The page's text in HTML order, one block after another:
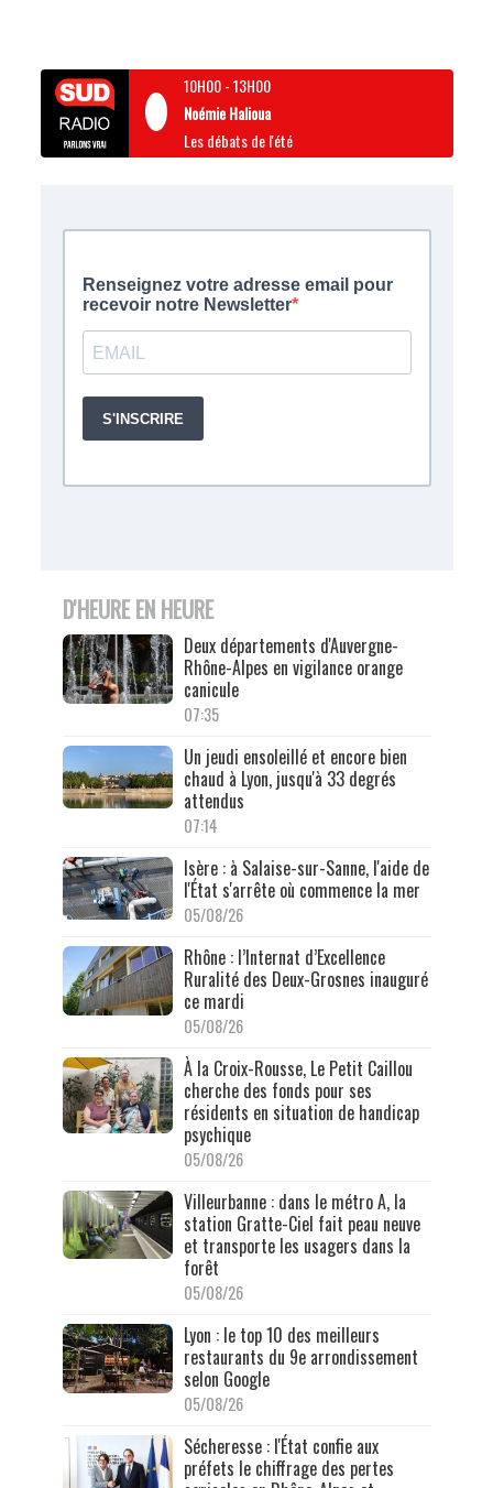
10H00-13H00
Noémie Halioua
Les débats de l'été
D'HEURE EN HEURE
Deux départements d'Auvergne-
Rhône-Alpes en vigilance orange
canicule
07:35
Un jeudi ensoleillé et encore bien
chaud à Lyon, jusqu'à 33 degrés
attendus
07:14
Isère : à Salaise-sur-Sanne, l'aide de
l'État s'arrête où commence la mer
05/08/26
Rhône : l’Internat d’Excellence
Ruralité des Deux-Grosnes inauguré
ce mardi
05/08/26
À la Croix-Rousse, Le Petit Caillou
cherche des fonds pour ses
résidents en situation de handicap
psychique
05/08/26
Villeurbanne : dans le métro A, la
station Gratte-Ciel fait peau neuve
et transporte les usagers dans la
forêt
05/08/26
Lyon : le top 10 des meilleurs
restaurants du 9e arrondissement
selon Google
05/08/26
Sécheresse : l'État confie aux
préfets le chiffrage des pertes